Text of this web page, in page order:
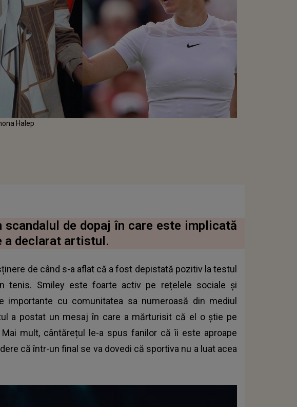
Halep
scandalul de dopaj în care este implicată
a declarat artistul.
de când s-a aflat că a fost depistată pozitiv la testul
tenis. Smiley este foarte activ pe rețelele sociale și
importante cu comunitatea sa numeroasă din mediul
a postat un mesaj în care a mărturisit că el o știe pe
mult, cântărețul le-a spus fanilor că îi este aproape
că într-un final se va dovedi că sportiva nu a luat acea